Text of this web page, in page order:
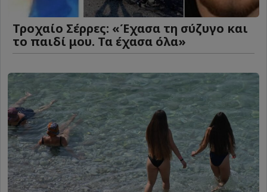
Τροχαίο Σέρρες: «Έχασα τη σύζυγο και
το παιδί μου. Τα έχασα όλα»